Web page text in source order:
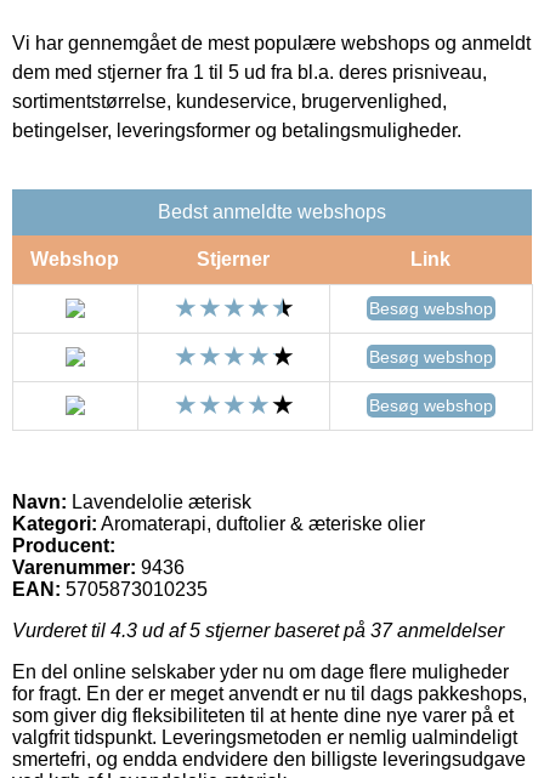
Vi har gennemgået de mest populære webshops og anmeldt
dem med stjerner fra 1 til 5 ud fra bl.a. deres prisniveau,
sortimentstørrelse, kundeservice, brugervenlighed,
betingelser, leveringsformer og betalingsmuligheder.
Bedst anmeldte webshops
Webshop Stjerner Link
Besøg webshop
Besøg webshop
Besøg webshop
Navn: Lavendelolie æterisk
Kategori: Aromaterapi, duftolier & æteriske olier
Producent:
Varenummer: 9436
EAN: 5705873010235
Vurderet til 4.3 ud af 5 stjerner baseret på 37anmeldelser
En del online selskaber yder nu om dage flere muligheder
for fragt. En der er meget anvendt er nu til dags pakkeshops,
som giver dig fleksibiliteten til at hente dine nye varer på et
valgfrit tidspunkt. Leveringsmetoden er nemlig ualmindeligt
smertefri, og endda endvidere den billigste leveringsudgave